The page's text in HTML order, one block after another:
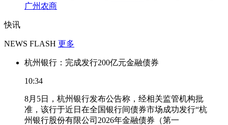
广州农商
快讯
NEWS FLASH 更多
杭州银行：完成发行200亿元金融债券
10:34
8月5日，杭州银行发布公告称，经相关监管机构批
准，该行于近日在全国银行间债券市场成功发行“杭
州银行股份有限公司2026年金融债券（第一